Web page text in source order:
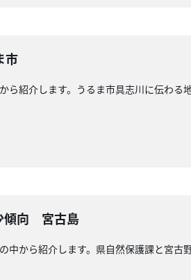
市
紹介します。うるま市具志川に伝わる
傾向 宮古島
から紹介します。県自然保護課と宮古